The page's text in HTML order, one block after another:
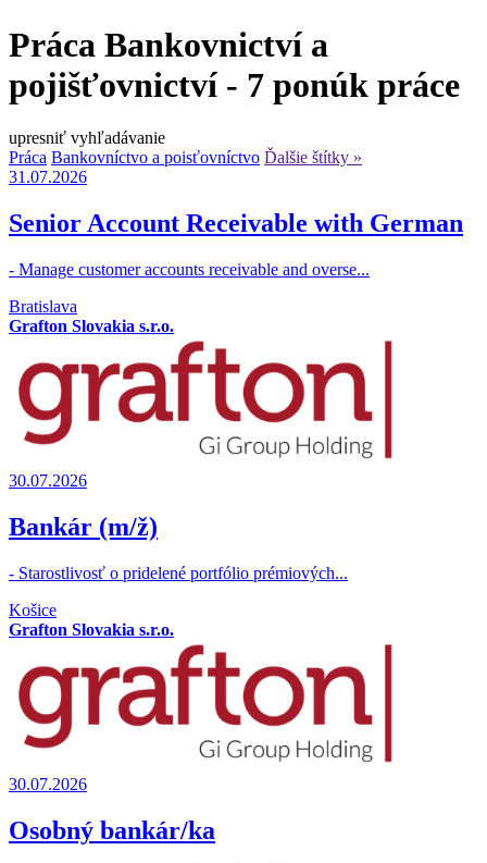
Práca Bankovnictví a
pojišťovnictví - 7 ponúk práce
upresniť vyhľadávanie
Práca Bankovníctvo a poisťovníctvo Ďalšie štítky »
31.07.2026
Senior Account Receivable with German
- Manage customer accounts receivable and overse...
Bratislava
Grafton Slovakia s.r.o.
30.07.2026
Bankár (m/ž)
- Starostlivosť o pridelené portfólio prémiových...
Košice
Grafton Slovakia s.r.o.
30.07.2026
Osobný bankár/ka